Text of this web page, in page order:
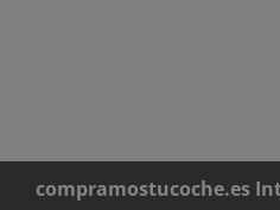
compramostucoche.es